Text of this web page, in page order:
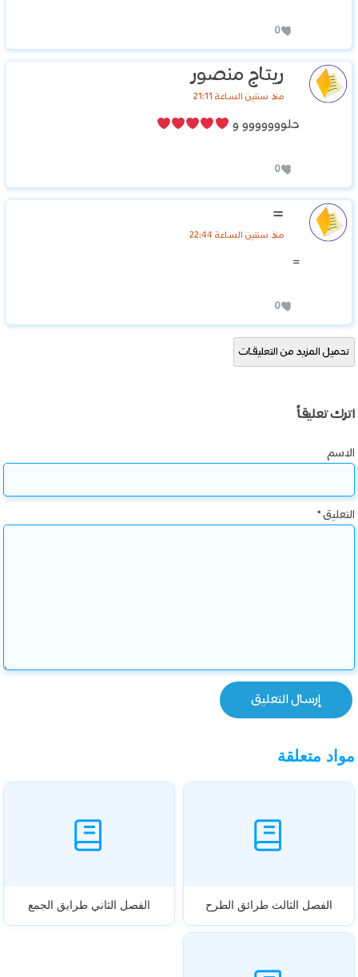
0
ريتاج منصور
منذ سنتين الساعة 21:11
حلووووووو و
0
=
منذ سنتين الساعة 22:44
=
0
تحميل المزيد من التعليقات
اترك تعليقاً
الاسم
التعليق*
مواد متعلقة
الفصل الثالث طرائق الطرح الفصل الثاني طرايق الجمع